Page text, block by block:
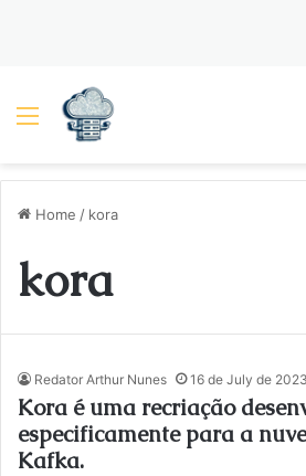
Menu
Home / kora
kora
Redator Arthur Nunes 16 de July de 2023
Kora é uma recriação
especificamente para a
Kafka.